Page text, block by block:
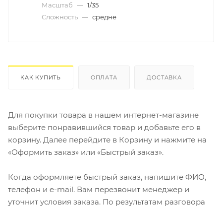
Масштаб — 1/35
Сложность — средне
КАК КУПИТЬ ОПЛАТА ДОСТАВКА
Для покупки товара в нашем интернет-магазине
выберите понравившийся товар и добавьте его в
корзину. Далее перейдите в Корзину и нажмите на
«Оформить заказ» или «Быстрый заказ».
Когда оформляете быстрый заказ, напишите ФИО,
телефон и e-mail. Вам перезвонит менеджер и
уточнит условия заказа. По результатам разговора